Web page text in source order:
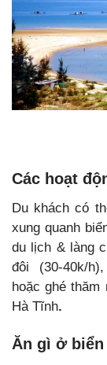
Các hoạt
Du khách có
xung quanh
du lịch & làng
đôi (30-40k/
hoặcghé thăm
Hà Tĩnh.
Ăn gì ở biển